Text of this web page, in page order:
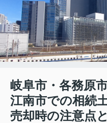
岐阜市・各務原
江南市での相続
売却時の注意点